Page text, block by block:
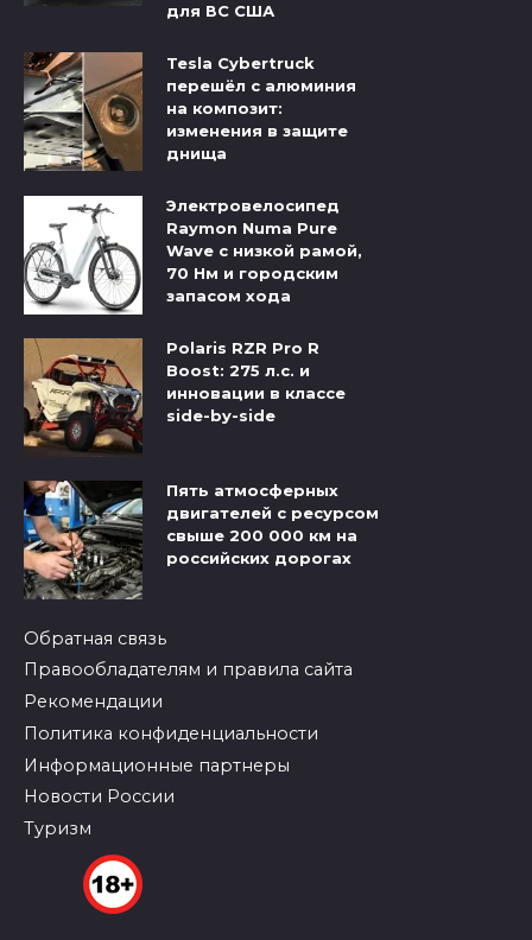
для ВС США
Tesla Cybertruck
перешёл с алюминия
на композит:
изменения в защите
днища
Электровелосипед
Raymon Numa Pure
Wave с низкой рамой,
70 Нм и городским
запасом хода
Polaris RZR Pro R
Boost: 275 л.с. и
инновации в классе
side-by-side
Пять атмосферных
двигателей с ресурсом
свыше 200 000 км на
российских дорогах
Обратная связь
Правообладателям и правила сайта
Рекомендации
Политика конфиденциальности
Информационные партнеры
Новости России
Туризм